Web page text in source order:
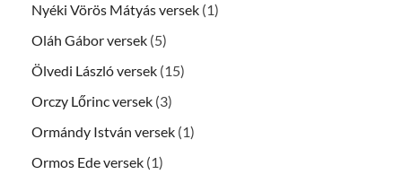
Nyéki Vörös Mátyás versek (1)
Oláh Gábor versek (5)
Ölvedi László versek (15)
Orczy Lőrinc versek (3)
Ormándy István versek (1)
Ormos Ede versek (1)